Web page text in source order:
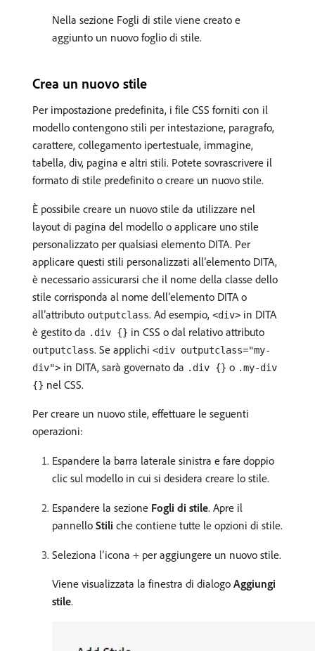
Nella sezione Fogli di stile viene creato e
aggiunto un nuovo foglio di stile.
Crea un nuovo stile
Per impostazione predefinita, i file CSS forniti con il
modello contengono stili per intestazione, paragrafo,
carattere, collegamento ipertestuale, immagine,
tabella, div, pagina e altri stili. Potete sovrascrivere il
formato di stile predefinito o creare un nuovo stile.
È possibile creare un nuovo stile da utilizzare nel
layout di pagina del modello o applicare uno stile
personalizzato per qualsiasi elemento DITA. Per
applicare questi stili personalizzati all’elemento DITA,
è necessario assicurarsi che il nome della classe dello
stile corrisponda al nome dell’elemento DITA o
all’attributo outputclass. Ad esempio, <div> in DITA
è gestito da .div {} in CSS o dal relativo attributo
outputclass. Se applichi <div outputclass="my-
div"> in DITA, sarà governato da .div {} o .my-div
{} nel CSS.
Per creare un nuovo stile, effettuare le seguenti
operazioni:
Espandere la barra laterale sinistra e fare doppio
clic sul modello in cui si desidera creare lo stile.
Espandere la sezione Fogli di stile. Apre il
pannello Stili che contiene tutte le opzioni di stile.
Seleziona l’icona + per aggiungere un nuovo stile.
Viene visualizzata la finestra di dialogo Aggiungi
stile.